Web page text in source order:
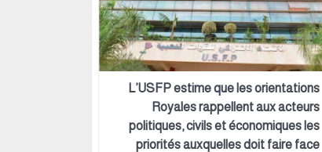
L’USFP estime que les orientations
Royales rappellent aux acteurs
politiques, civils et économiques les
priorités auxquelles doit faire face